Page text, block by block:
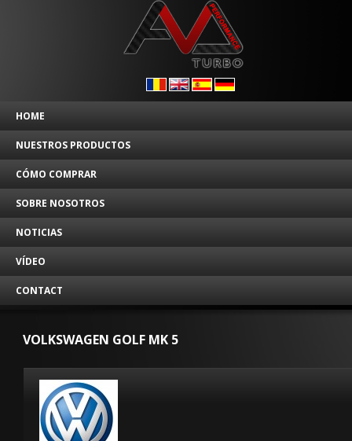
HOME
NUESTROS PRODUCTOS
CÓMO COMPRAR
SOBRE NOSOTROS
NOTICIAS
VÍDEO
CONTACT
VOLKSWAGEN GOLF MK 5